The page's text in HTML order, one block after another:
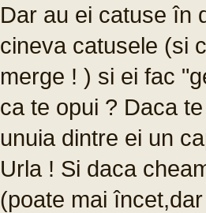
Dar au ei catuse în
cineva catusele (si
merge ! ) si ei fac
ca te opui ? Daca
unuia dintre ei un
Urla ! Si daca
(poate mai